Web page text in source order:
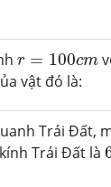
r = 100cm
r=100cm
vật đó là:
Trái Đất,
Trái Đất là